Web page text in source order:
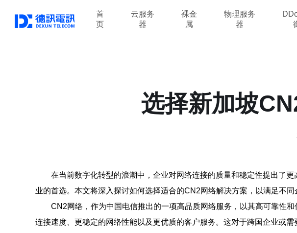
首
页
云服务
器
裸金
属
物理服务
器
选择新加坡
在当前数字化转型的浪潮中，企业对网络连接的质量和稳定性提出了
业的首选。本文将深入探讨如何选择适合的CN2网络解决方案，以满足不同
CN2网络，作为中国电信推出的一项高品质网络服务，以其高可靠性
连接速度、更稳定的网络性能以及更优质的客户服务。这对于跨国企业或需